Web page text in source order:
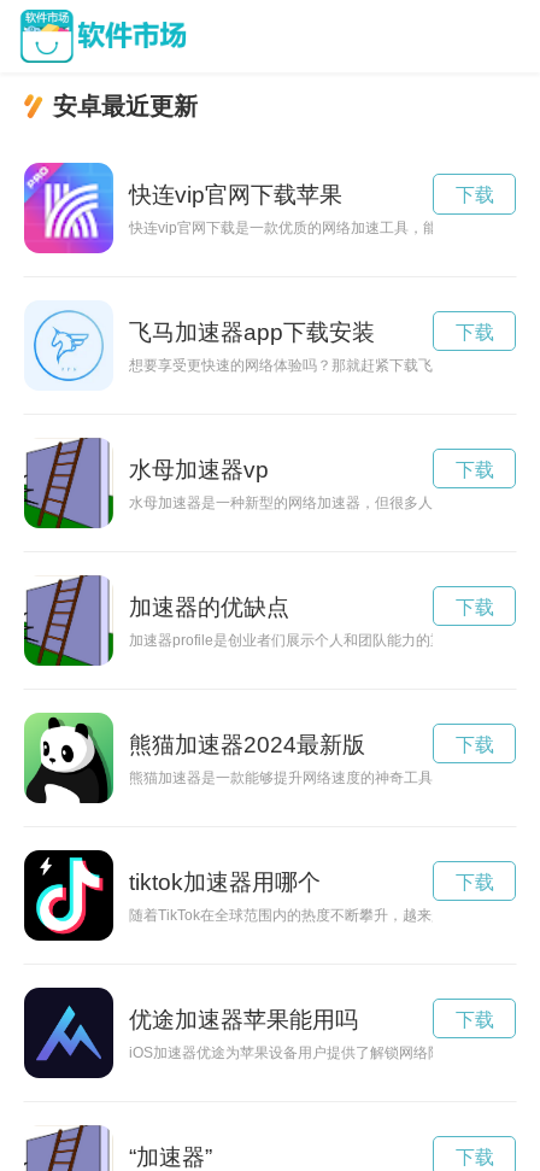
安卓最近更新
快连vip官网下载苹果
快连vip官网下载是一款优质的网络加速工具，能够帮助用户快
下载
飞马加速器app下载安装
想要享受更快速的网络体验吗？那就赶紧下载飞马加速器app，
下载
水母加速器vp
水母加速器是一种新型的网络加速器，但很多人对它的安全性
下载
加速器的优缺点
加速器profile是创业者们展示个人和团队能力的重要工具，通
下载
熊猫加速器2024最新版
熊猫加速器是一款能够提升网络速度的神奇工具，让用户享受更
下载
tiktok加速器用哪个
随着TikTok在全球范围内的热度不断攀升，越来越多的用户开
下载
优途加速器苹果能用吗
iOS加速器优途为苹果设备用户提供了解锁网络限制、畅享高
下载
“加速器” 下载